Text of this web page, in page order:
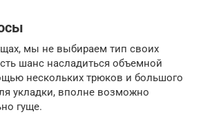
мы не выбираем тип своих
шанс насладиться объемной
нескольких трюков и большого
укладки, вполне возможно
гуще.